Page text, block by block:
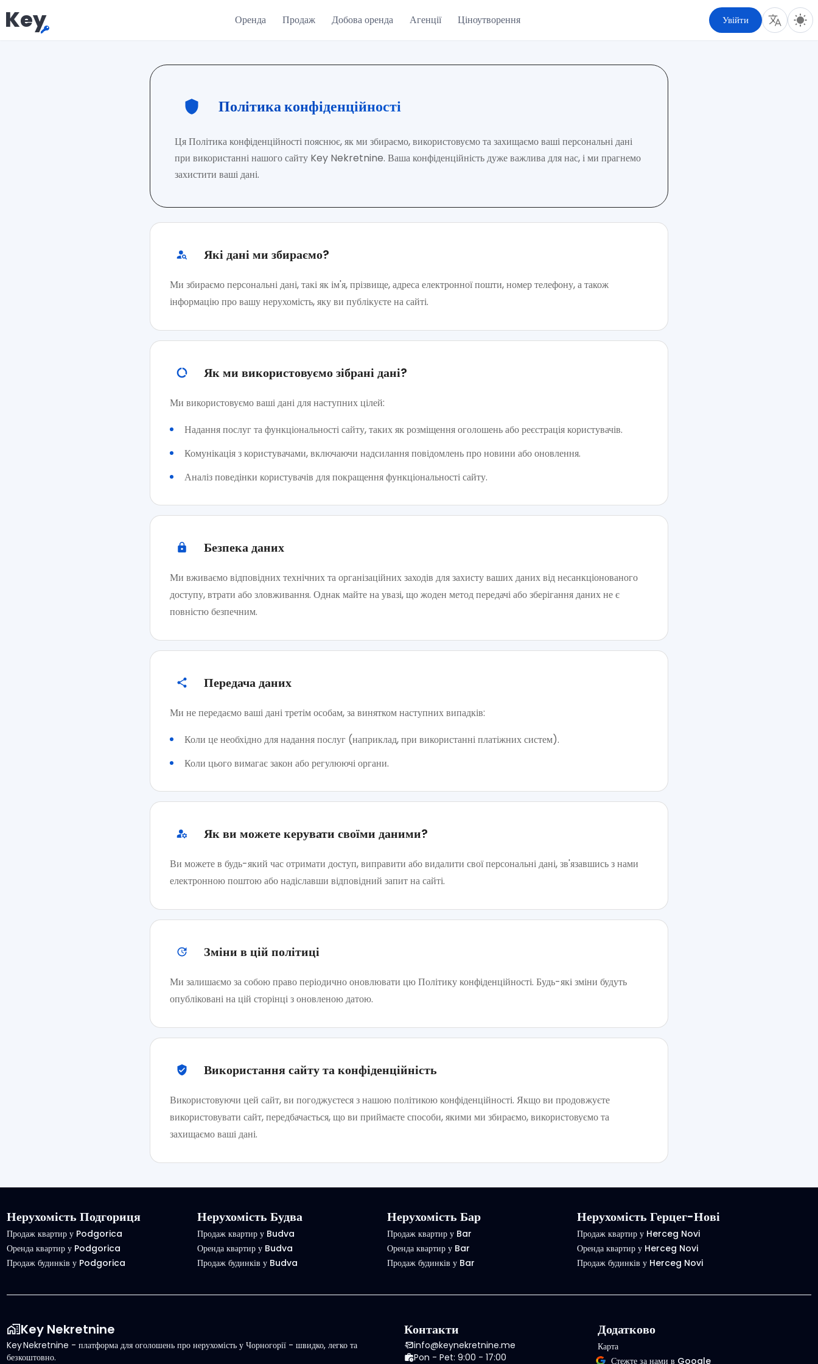
Key Оренда Продаж Добова оренда Агенції Ціноутворення Увійти
Політика конфіденційності
Ця Політика конфіденційності пояснює, як ми збираємо, використовуємо та захищаємо ваші персональні дані
при використанні нашого сайту Key Nekretnine. Ваша конфіденційність дуже важлива для нас, і ми прагнемо
захистити ваші дані.
Які дані ми збираємо?
Ми збираємо персональні дані, такі як ім'я, прізвище, адреса електронної пошти, номер телефону, а також
інформацію про вашу нерухомість, яку ви публікуєте на сайті.
Як ми використовуємо зібрані дані?
Ми використовуємо ваші дані для наступних цілей:
Надання послуг та функціональності сайту, таких як розміщення оголошень або реєстрація користувачів.
Комунікація з користувачами, включаючи надсилання повідомлень про новини або оновлення.
Аналіз поведінки користувачів для покращення функціональності сайту.
Безпека даних
Ми вживаємо відповідних технічних та організаційних заходів для захисту ваших даних від несанкціонованого
доступу, втрати або зловживання. Однак майте на увазі, що жоден метод передачі або зберігання даних не є
повністю безпечним.
Передача даних
Ми не передаємо ваші дані третім особам, за винятком наступних випадків:
Коли це необхідно для надання послуг (наприклад, при використанні платіжних систем).
Коли цього вимагає закон або регулюючі органи.
Як ви можете керувати своїми даними?
Ви можете в будь-який час отримати доступ, виправити або видалити свої персональні дані, зв'язавшись з нами
електронною поштою або надіславши відповідний запит на сайті.
Зміни в цій політиці
Ми залишаємо за собою право періодично оновлювати цю Політику конфіденційності. Будь-які зміни будуть
опубліковані на цій сторінці з оновленою датою.
Використання сайту та конфіденційність
Використовуючи цей сайт, ви погоджуєтеся з нашою політикою конфіденційності. Якщо ви продовжуєте
використовувати сайт, передбачається, що ви приймаєте способи, якими ми збираємо, використовуємо та
захищаємо ваші дані.
Нерухомість Подгориця
Продаж квартир у Podgorica
Оренда квартир у Podgorica
Продаж будинків у Podgorica
Нерухомість Будва
Продаж квартир у Budva
Оренда квартир у Budva
Продаж будинків у Budva
Нерухомість Бар
Продаж квартир у Bar
Оренда квартир у Bar
Продаж будинків у Bar
Нерухомість Герцег-Нові
Продаж квартир у Herceg Novi
Оренда квартир у Herceg Novi
Продаж будинків у Herceg Novi
Key Nekretnine
Key Nekretnine - платформа для оголошень про нерухомість у Чорногорії - швидко, легко та
безкоштовно.
Контакти
info@keynekretnine.me
Pon - Pet: 9:00 - 17:00
Додатково
Карта
Стежте за нами в Google